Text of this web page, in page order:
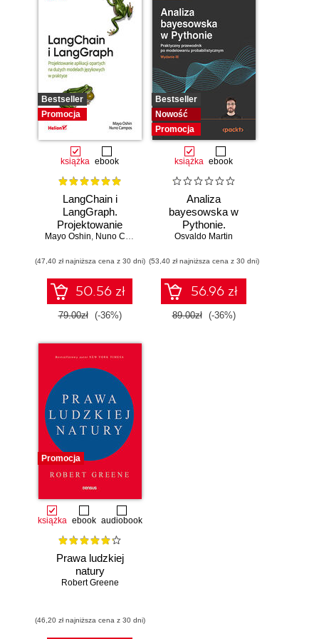
Bestseller
Promocja
książka ebook
LangChain i
LangGraph.
Projektowanie
aplikacji opartych
modelach
językowych w
praktyce
Mayo Oshin, Nuno Campos
(47,40 zł najniższa cena z 30 dni)
50.56 zł
79.00zł (-36%)
Bestseller
Nowość
Promocja
książka ebook
Analiza
bayesowska w
Pythonie.
Praktyczny
modelowaniu
probabilistycznym.
Wydanie III
Osvaldo Martin
(53,40 zł najniższa cena z 30 dni)
56.96 zł
89.00zł (-36%)
Promocja
książka ebook audiobook
Prawa ludzkiej
natury
Robert Greene
(46,20 zł najniższa cena z 30 dni)